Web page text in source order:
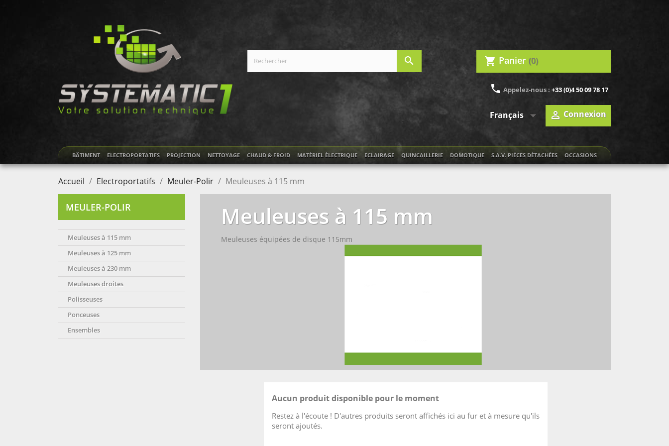
search shopping_cart Panier (0)
phone Appelez-nous : +33 (0)4 50 09 78 17
Français   Connexion
BÂTIMENT ELECTROPORTATIFS PROJECTION NETTOYAGE CHAUD & FROID MATÉRIEL ÉLECTRIQUE ECLAIRAGE QUINCAILLERIE DOMOTIQUE S.A.V. PIÈCES DÉTACHÉES OCCASIONS
Accueil Electroportatifs Meuler-Polir Meuleuses à 115 mm
MEULER-POLIR
Meuleuses à 115 mm
Meuleuses à 125 mm
Meuleuses à 230 mm
Meuleuses droites
Polisseuses
Ponceuses
Ensembles
Meuleuses à 115 mm
Meuleuses équipées de disque 115mm
Aucun produit disponible pour le moment
Restez à l'écoute ! D'autres produits seront affichés ici au fur et à mesure qu'ils
seront ajoutés.